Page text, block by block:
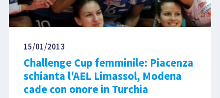
15/01/2013
Challenge Cup femminile: Piacenza
schianta l'AEL Limassol, Modena
cade con onore in Turchia